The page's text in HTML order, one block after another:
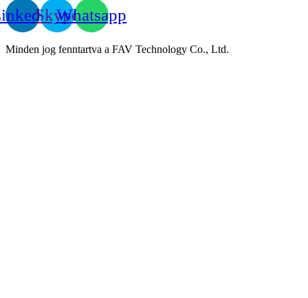
SkypeWhatsapp
Minden jog fenntartva a FAV Technology Co., Ltd.